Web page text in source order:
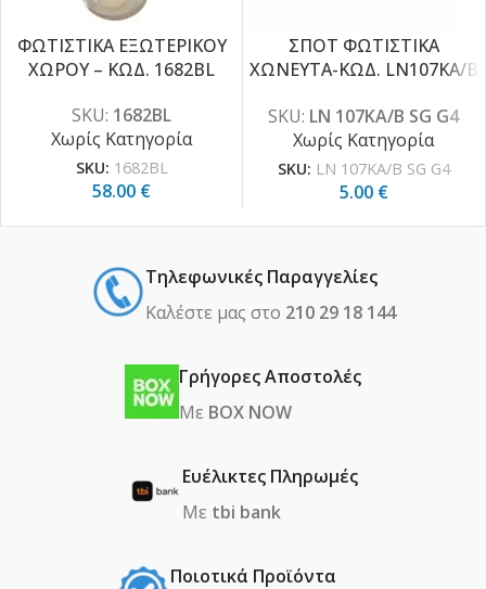
ΦΩΤΙΣΤΙΚΑ ΕΞΩΤΕΡΙΚΟΥ
ΧΩΡΟΥ – ΚΩΔ. 1682BL
SKU: 1682BL
Χωρίς Κατηγορία
SKU: 1682BL
58.00 €
ΣΠΟΤ ΦΩΤΙΣΤΙΚΑ
ΧΩΝΕΥΤΑ-ΚΩΔ. LN107KA/B
SKU: LN 107KA/B SG G4
Χωρίς Κατηγορία
SKU: LN 107KA/B SG G4
5.00 €
Τηλεφωνικές Παραγγελίες
Καλέστε μας στο 210 29 18 144
Γρήγορες Αποστολές
Με BOX NOW
Ευέλικτες Πληρωμές
Με tbi bank
Ποιοτικά Προϊόντα